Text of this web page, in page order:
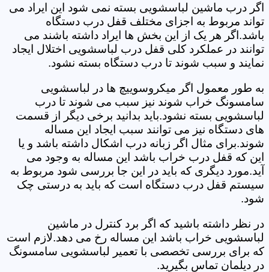
اگر درب ماشین لباسشویی بسته نمی شود این ایراد می
تواند مربوط به اجزای مختلف قفل درب دستگاه
باشد.اگر هر یک از این بخش ها ایراد داشته باشند می
توانند در عملکرد کلی قفل درب لباسشویی اختلال ایجاد
نمایند و سبب شوند تا درب دستگاه بسته نشود.
به طور معمول اگر میکروسوییچ ها در لباسشویی
سامسونگ خراب شوند نیز سبب می شوند تا درب
لباسشویی بسته نشود.باید بدانید برخی دیگر از قسمت
های دستگاه نیز می توانند سبب ایجاد این مساله
شوند.برای مثال اگر زبانه درب اشکال داشته باشد و یا
این که قفل درب خراب باشد این مساله به وجود می
آید.مورد دیگری که باید در این جا بررسی شود مربوط به
سیستم قفل درب دستگاه است که باید به درستی چک
شود.
در نظر داشته باشید که اگر برد کنترل در ماشین
لباسشویی خراب باشد این مساله رخ می دهد.لازم است
که برای بررسی تخصصی با تعمیر لباسشویی سامسونگ
در دیلمان تماس بگیرید.